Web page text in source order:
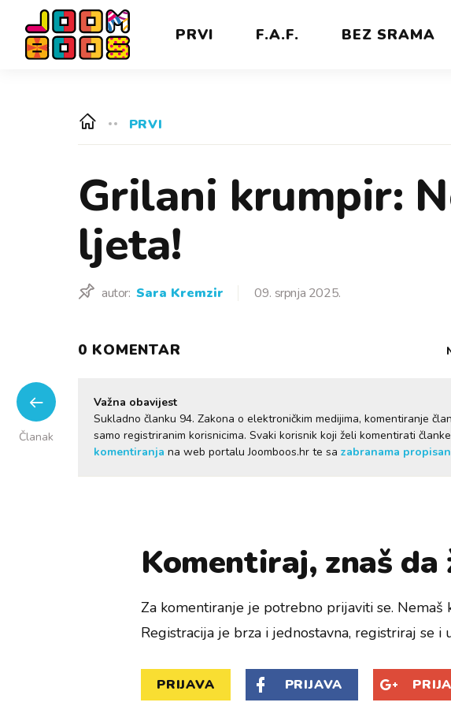
PRVI F.A.F. BEZ SRAMA
PRVI
Grilani krumpir:
ljeta!
autor: Sara Kremzir 09. srpnja 2025.
0 KOMENTAR
Članak
Važna obavijest
Sukladno članku 94. Zakona o elektroničkim medijima, komentiranje
samo registriranim korisnicima. Svaki korisnik koji želi komentirati
komentiranja na web portalu Joomboos.hr te sa zabranama
Komentiraj, znaš da
Za komentiranje je potrebno prijaviti se. Nemaš
Registracija je brza i jednostavna, registriraj se i
PRIJAVA PRIJAVA